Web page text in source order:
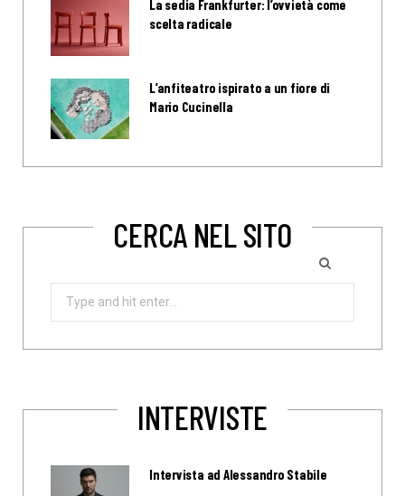
La sedia Frankfurter: l’ovvietà come
scelta radicale
L’anfiteatro ispirato a un fiore di
Mario Cucinella
CERCA NEL SITO
Search
INTERVISTE
Intervista ad Alessandro Stabile